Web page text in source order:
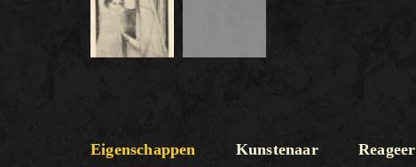
Eigenschappen Kunstenaar Reageer